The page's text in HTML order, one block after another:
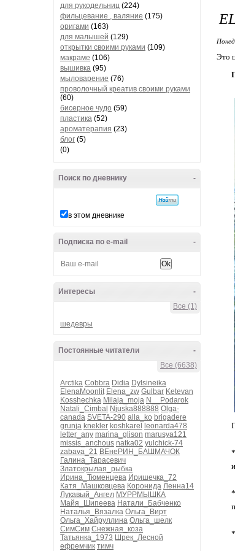
для рукодельниц (224)
фильцевание , валяние (175)
оригами (163)
для малышей (129)
открытки своими руками (109)
макраме (106)
вышивка (95)
мыловарение (76)
проволочный креатив своими руками
(60)
бисерное чудо (59)
пластика (52)
ароматерапия (23)
блог (5)
(0)
-
Поиск по дневнику
в этом дневнике
-
Подписка по e-mail
-
Интересы
Все (1)
шедевры
-
Постоянные читатели
Все (6638)
Arctika Cobbra Didia Dylsineika
ElenaMoonlit Elena_zw Gulbar Ketevan
Kosshechka Milaja_moja N__Podarok
Natali_Cimbal Njuska888888 Olga-
canada SVETA-290 alla_ko brigadere
grunja knekler koshkarel
leonarda478
letter_any marina_glison marusya121
missis_anchous natka02 yulchick-74
zabava_21 ВЕнеРИН_БАШМАЧОК
Галина_Тарасевич
Златокрылая_рыбка
Ирина_Тюменцева Иришечка_72
Катя_Машковцева Коронида Ленна14
Лукавый_Ангел МУРРМЫШКА
Майя_Шипеева Натали_Бабченко
Наталья_Вязалка Ольга_Вирт
Ольга_Хайруллина Ольга_шелк
СимСим Снежная_коза
Татьянка_1973 Шрек_Лесной
ефремчик тимч
Это